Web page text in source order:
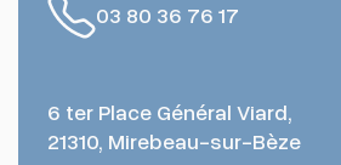
03 80 36 76 17
6 ter Place Général Viard,
21310, Mirebeau-sur-Bèze